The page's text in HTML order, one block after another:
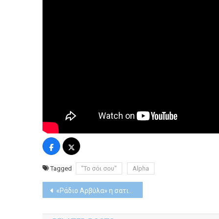
Tagged "Το σόι σου" Alpha
Post
navigation
«Ράδιο Αρβύλα» η σατιρική εκπομπή με την καυστική πολιτική ματιά και λόγο επιστρέφει για 19η σεζόν